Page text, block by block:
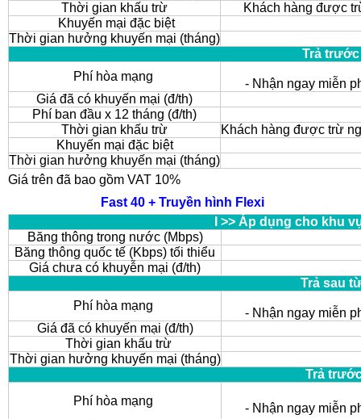
Thời gian khấu trừ
Khách hàng được
Khuyến mại đặc biệt
Thời gian hưởng khuyến mại (tháng)
Trả trước
Phí hòa mạng
- Nhận ngay miễn
Giá đã có khuyến mại (đ/th)
Phí ban đầu x 12 tháng (đ/th)
Thời gian khấu trừ
Khách hàng được trừ
Khuyến mại đặc biệt
Thời gian hưởng khuyến mại (tháng)
Giá trên đã bao gồm VAT 10%
Fast 40 + Truyền hình Flexi
I >> Áp dụng cho khu
Băng thông trong nước (Mbps)
Băng thông quốc tế (Kbps) tối thiểu
Giá chưa có khuyễn mại (đ/th)
Trả sau
Phí hòa mạng
- Nhận ngay miễn
Giá đã có khuyến mại (đ/th)
Thời gian khấu trừ
Thời gian hưởng khuyến mại (tháng)
Trả
Phí hòa mạng
- Nhận ngay miễn